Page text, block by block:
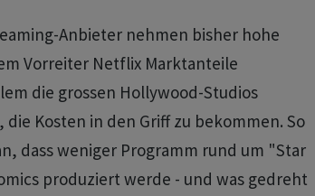
Anbieter nehmen bisher hohe
Vorreiter Netflix Marktanteile
die grossen Hollywood-Studios
Kosten in den Griff zu bekommen. So
dass weniger Programm rund um "Star
produziert werde - und was gedreht